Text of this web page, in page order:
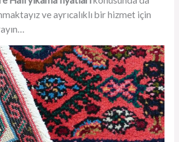
ve ayrıcalıklı bir hizmet için